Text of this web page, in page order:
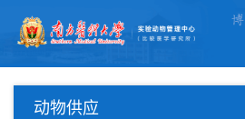
动物供应